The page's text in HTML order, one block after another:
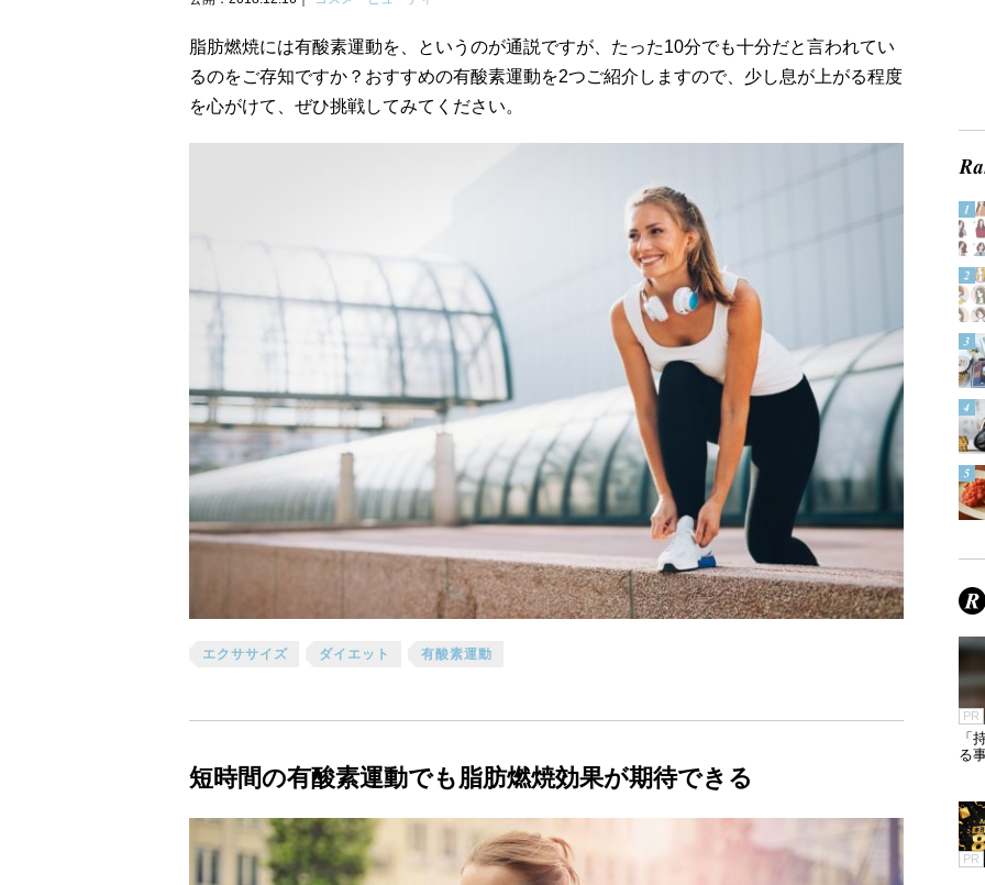
脂肪燃焼には有酸素運動を、というのが通説ですが、たった10分でも十分だと言われてい
るのをご存知ですか？おすすめの有酸素運動を2つご紹介しますので、少し息が上がる程度
を心がけて、ぜひ挑戦してみてください。
エクササイズ ダイエット 有酸素運動
短時間の有酸素運動でも脂肪燃焼効果が期待できる
PR
「
る
PR